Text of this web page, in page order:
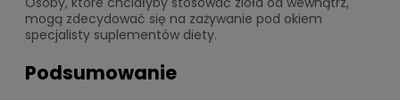
mogą zdecydować się na zażywanie pod okiem
specjalisty suplementów diety.
Podsumowanie